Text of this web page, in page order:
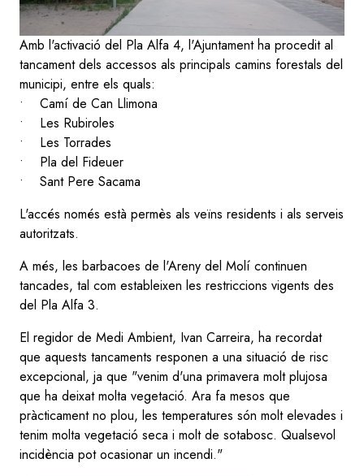
Amb l'activació del Pla Alfa 4, l'Ajuntament ha procedit al
tancament dels accessos als principals camins forestals del
municipi, entre els quals:
• Camí de Can Llimona
• Les Rubiroles
• Les Torrades
• Pla del Fideuer
• Sant Pere Sacama
L'accés només està permès als veïns residents i als serveis
autoritzats.
A més, les barbacoes de l'Areny del Molí continuen
tancades, tal com estableixen les restriccions vigents des
del Pla Alfa 3.
El regidor de Medi Ambient, Ivan Carreira, ha recordat
que aquests tancaments responen a una situació de risc
excepcional, ja que "venim d'una primavera molt plujosa
que ha deixat molta vegetació. Ara fa mesos que
pràcticament no plou, les temperatures són molt elevades i
tenim molta vegetació seca i molt de sotabosc. Qualsevol
incidència pot ocasionar un incendi."